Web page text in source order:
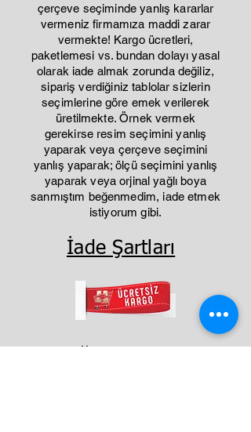
yapılamaz % 5 farklılık olabilir el
işçiliği ile yapıldığı için farklılık
gösterebilir.
çerçeve seçiminde yanlış kararlar
vermeniz firmamıza maddi zarar
vermekte! Kargo ücretleri,
paketlemesi vs. bundan dolayı yasal
olarak iade almak zorunda değiliz,
sipariş verdiğiniz tablolar sizlerin
seçimlerine göre emek verilerek
üretilmekte. Örnek vermek
gerekirse resim seçimini yanlış
yaparak veya çerçeve seçimini
yanlış yaparak; ölçü seçimini yanlış
yaparak veya orjinal yağlı boya
sanmıştım beğenmedim, iade etmek
istiyorum gibi.
İade Şartları
Benzer Ürünler